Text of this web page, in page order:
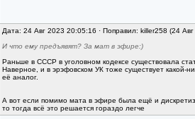
Дата: 24 Авг 2023 20:05:16 · Поправил: killer258 (24
И что ему предъявят? За мат в эфире:)
Раньше в СССР в уголовном кодексе существовала
Наверное, и в эрэфовском УК тоже существует какой-
её аналог.
А вот если помимо мата в эфире была ещё и
то тогда всё это решается гораздо легче